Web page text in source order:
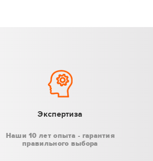
Экспертиза
Наши 10 лет опыта - гарантия
правильного выбора